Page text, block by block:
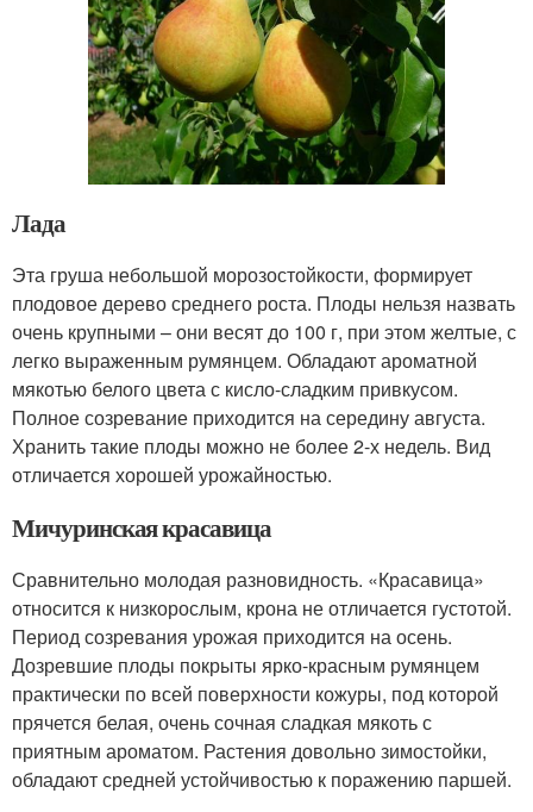
Лада
Эта груша небольшой морозостойкости, формирует
плодовое дерево среднего роста. Плоды нельзя назвать
очень крупными – они весят до 100 г, при этом желтые, с
легко выраженным румянцем. Обладают ароматной
мякотью белого цвета с кисло-сладким привкусом.
Полное созревание приходится на середину августа.
Хранить такие плоды можно не более 2-х недель. Вид
отличается хорошей урожайностью.
Мичуринская красавица
Сравнительно молодая разновидность. «Красавица»
относится к низкорослым, крона не отличается густотой.
Период созревания урожая приходится на осень.
Дозревшие плоды покрыты ярко-красным румянцем
практически по всей поверхности кожуры, под которой
прячется белая, очень сочная сладкая мякоть с
приятным ароматом. Растения довольно зимостойки,
обладают средней устойчивостью к поражению паршей.